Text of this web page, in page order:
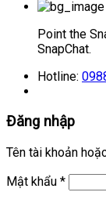
Point the
SnapChat.
Hotline:
Đăng nhập
Tên tài khoản
Mật khẩu *